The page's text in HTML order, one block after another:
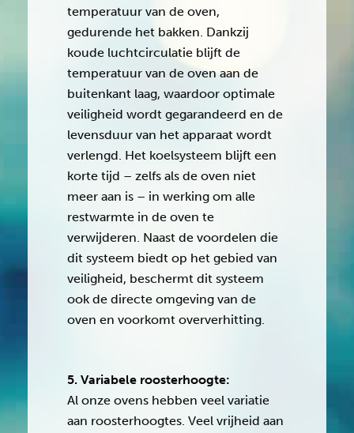
temperatuur van de oven,
gedurende het bakken. Dankzij
koude luchtcirculatie blijft de
temperatuur van de oven aan de
buitenkant laag, waardoor optimale
veiligheid wordt gegarandeerd en de
levensduur van het apparaat wordt
verlengd. Het koelsysteem blijft een
korte tijd – zelfs als de oven niet
meer aan is – in werking om alle
restwarmte in de oven te
verwijderen. Naast de voordelen die
dit systeem biedt op het gebied van
veiligheid, beschermt dit systeem
ook de directe omgeving van de
oven en voorkomt oververhitting.
5. Variabele roosterhoogte:
Al onze ovens hebben veel variatie
aan roosterhoogtes. Veel vrijheid aan